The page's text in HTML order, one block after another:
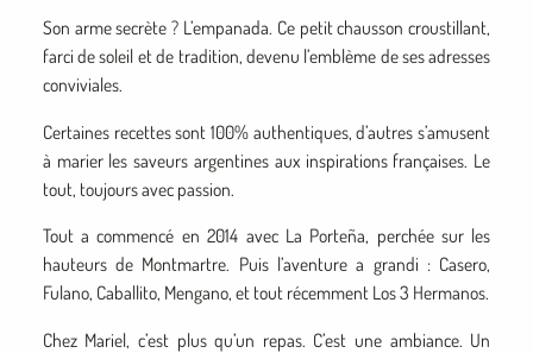
Son arme secrète ? L’empanada. Ce petit chausson croustillant,
farci de soleil et de tradition, devenu l’emblème de ses adresses
conviviales.
Certaines recettes sont 100% authentiques, d’autres s’amusent
à marier les saveurs argentines aux inspirations françaises. Le
tout, toujours avec passion.
Tout a commencé en 2014 avec La Porteña, perchée sur les
hauteurs de Montmartre. Puis l’aventure a grandi : Casero,
Fulano, Caballito, Mengano, et tout récemment Los 3 Hermanos.
Chez Mariel, c’est plus qu’un repas. C’est une ambiance. Un